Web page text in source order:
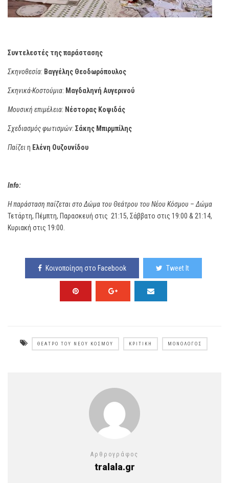
Συντελεστές της παράστασης
Σκηνοθεσία: Βαγγέλης Θεοδωρόπουλος
Σκηνικά-Κοστούμια: Μαγδαληνή Αυγερινού
Μουσική επιμέλεια: Νέστορας Κοψιδάς
Σχεδιασμός φωτισμών: Σάκης Μπιρμπίλης
Παίζει η Ελένη Ουζουνίδου
Info:
Η παράσταση παίζεται στο Δώμα του Θεάτρου του Νέου Κόσμου – Δώμα
Τετάρτη, Πέμπτη, Παρασκευή στις 21:15, Σάββατο στις 19:00 & 21:14,
Κυριακή στις 19:00.
Κοινοποίηση στο Facebook Tweet It
ΘΈΑΤΡΟ ΤΟΥ ΝΈΟΥ ΚΌΣΜΟΥ ΚΡΙΤΙΚΉ ΜΟΝΌΛΟΓΟΣ
Αρθρογράφος
tralala.gr